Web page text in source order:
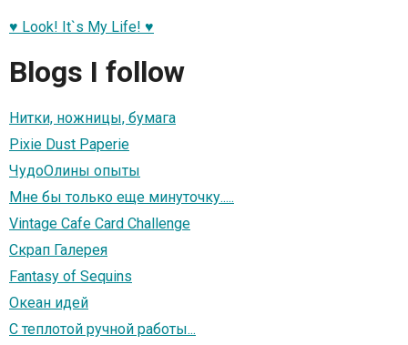
♥ Look! It`s My Life! ♥
Blogs I follow
Нитки, ножницы, бумага
Pixie Dust Paperie
ЧудоОлины опыты
Мне бы только еще минуточку.....
Vintage Cafe Card Challenge
Скрап Галерея
Fantasy of Sequins
Океан идей
С теплотой ручной работы...